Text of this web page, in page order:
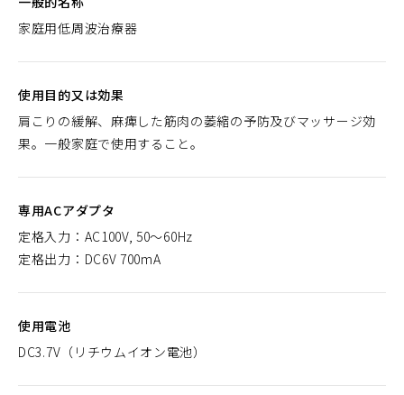
家庭用低周波治療器
使用目的又は効果
肩こりの緩解、麻痺した筋肉の萎縮の予防及びマッサージ効
果。一般家庭で使用すること。
専用ACアダプタ
定格入力：AC100V, 50～60Hz
定格出力：DC6V 700mA
使用電池
DC3.7V（リチウムイオン電池）